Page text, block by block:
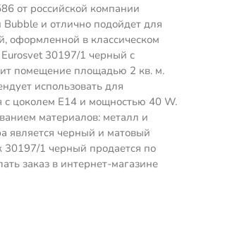
от российской компании
Bubble и отлично подойдет для
оформленной в классическом
30197/1 черный с
помещение площадью 2 кв. м.
использовать для
с цоколем E14 и мощностью 40 W.
материалов: металл и
является черный и матовый
1 черный продается по
заказ в интернет-магазине